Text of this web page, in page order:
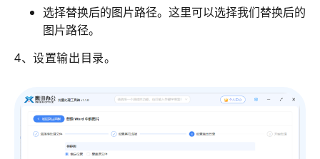
选择替换后的图片路径。这里可以选择我们替换后的
图片路径。
4、设置输出目录。